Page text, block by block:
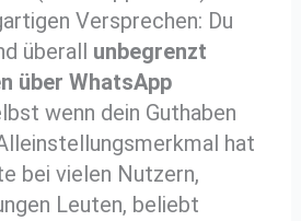
Versprechen: Du
überall unbegrenzt
über WhatsApp
wenn dein Guthaben
hat
bei vielen Nutzern,
Leuten, beliebt